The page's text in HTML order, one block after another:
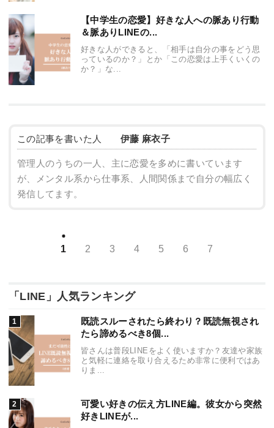
【中学生の恋愛】好きな人への脈あり行動
＆脈ありLINEの...
好きな人ができると、「相手は自分の事をどう思
っているのか？」とか「この恋愛は上手くいくの
か？」な...
この記事を書いた人 伊藤 麻衣子
管理人のうちの一人、主に恋愛を多めに書いています
が、メンタル系から仕事系、人間関係まで自分の幅広く
発信してます。
1 2 3 4 5 6 7
「LINE」人気ランキング
既読スルーされたら終わり？既読無視され
たら諦めるべき8個...
皆さんは普段LINEをよく使いますか？友達や家族
と気軽に連絡を取り合えるため非常に便利ではあ
りま...
可愛い好きの伝え方LINE編。彼女から突然
好きLINEが...